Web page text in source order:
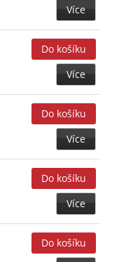
Více
Více
Více
Více